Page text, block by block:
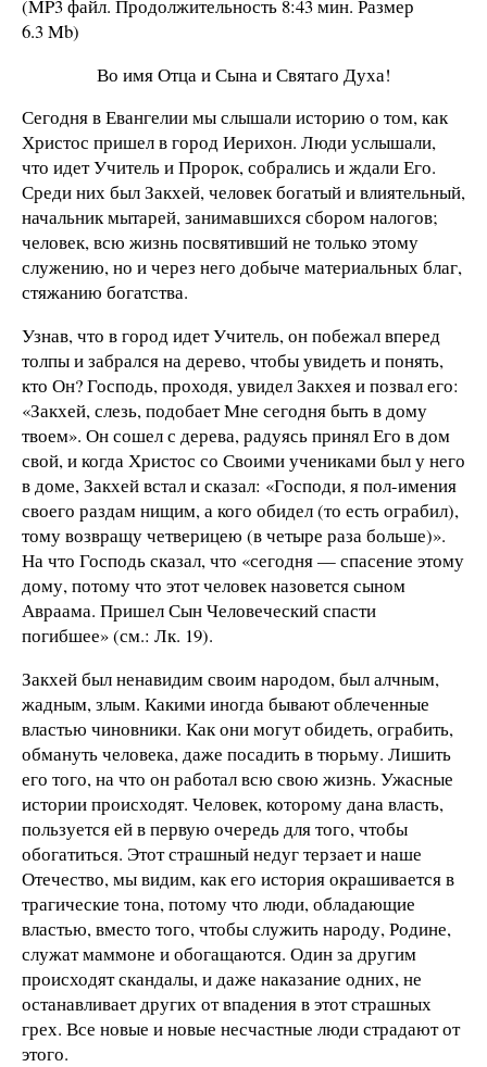
(MP3 файл. Продолжительность 8:43 мин. Размер
6.3 Mb)
Во имя Отца и Сына и Святаго Духа!
Сегодня в Евангелии мы слышали историю о том, как
Христос пришел в город Иерихон. Люди услышали,
что идет Учитель и Пророк, собрались и ждали Его.
Среди них был Закхей, человек богатый и влиятельный,
начальник мытарей, занимавшихся сбором налогов;
человек, всю жизнь посвятивший не только этому
служению, но и через него добыче материальных благ,
стяжанию богатства.
Узнав, что в город идет Учитель, он побежал вперед
толпы и забрался на дерево, чтобы увидеть и понять,
кто Он? Господь, проходя, увидел Закхея и позвал его:
«Закхей, слезь, подобает Мне сегодня быть в дому
твоем». Он сошел с дерева, радуясь принял Его в дом
свой, и когда Христос со Своими учениками был у него
в доме, Закхей встал и сказал: «Господи, я пол-имения
своего раздам нищим, а кого обидел (то есть ограбил),
тому возвращу четверицею (в четыре раза больше)».
На что Господь сказал, что «сегодня — спасение этому
дому, потому что этот человек назовется сыном
Авраама. Пришел Сын Человеческий спасти
погибшее» (см.: Лк. 19).
Закхей был ненавидим своим народом, был алчным,
жадным, злым. Какими иногда бывают облеченные
властью чиновники. Как они могут обидеть, ограбить,
обмануть человека, даже посадить в тюрьму. Лишить
его того, на что он работал всю свою жизнь. Ужасные
истории происходят. Человек, которому дана власть,
пользуется ей в первую очередь для того, чтобы
обогатиться. Этот страшный недуг терзает и наше
Отечество, мы видим, как его история окрашивается в
трагические тона, потому что люди, обладающие
властью, вместо того, чтобы служить народу, Родине,
служат маммоне и обогащаются. Один за другим
происходят скандалы, и даже наказание одних, не
останавливает других от впадения в этот страшных
грех. Все новые и новые несчастные люди страдают от
этого.